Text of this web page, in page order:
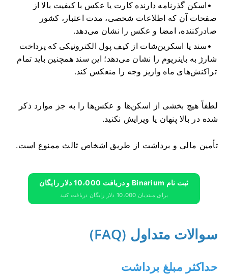
اسکن گذرنامه دارنده کارت یا عکس با کیفیت بالا از
صفحات آن که اطلاعات شخصی، مدت اعتبار، کشور
صادرکننده، امضا و عکس را نشان می‌دهد.
سند یا اسکرین‌شات از کیف پول الکترونیکی که پرداخت
شارژ به باینریوم را نشان می‌دهد؛ این سند همچنین باید تمام
تراکنش‌های ماه واریز وجه را منعکس کند.
لطفاً هیچ بخشی از اسکن‌ها و عکس‌ها را به جز موارد ذکر
شده در بالا پنهان یا ویرایش نکنید.
تأمین مالی و برداشت از طریق اشخاص ثالث ممنوع است.
ثبت نام Binarium و دریافت 10،000 دلار رایگان
برای مبتدیان 10،000 دلار رایگان دریافت کنید
سوالات متداول (FAQ)
حداکثر مبلغ برداشت